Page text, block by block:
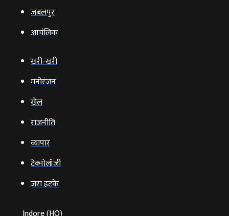
जबलपुर
आचंलिक
खरी-खरी
मनोरंजन
खेल
राजनीति
व्‍यापार
टेक्‍नोलॉजी
ज़रा हटके